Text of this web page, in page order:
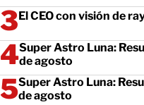
El CEO con visión de
Super Astro Luna:
de agosto
Super Astro Luna:
de agosto